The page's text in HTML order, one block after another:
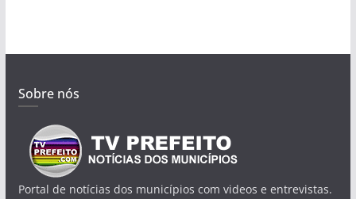
Sobre nós
Portal de notícias dos municípios com videos e entrevistas.